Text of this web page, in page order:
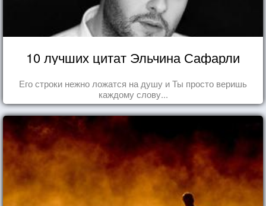
10 лучших цитат Эльчина Сафарли
Его строки нежно ложатся на душу и Ты просто веришь
каждому слову...